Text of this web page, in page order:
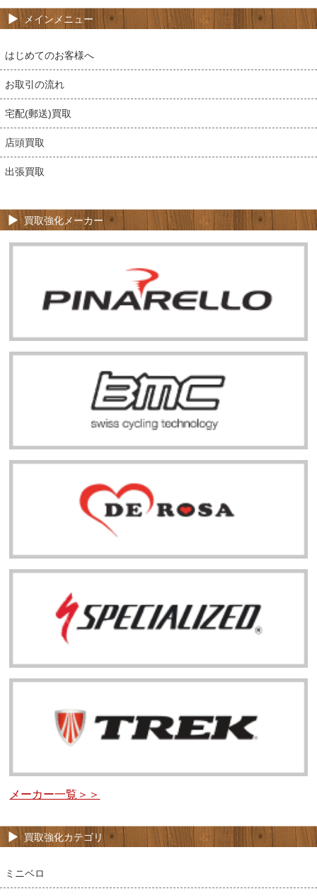
メインメニュー
はじめてのお客様へ
お取引の流れ
宅配(郵送)買取
店頭買取
出張買取
買取強化メーカー
メーカー一覧＞＞
買取強化カテゴリ
ミニベロ